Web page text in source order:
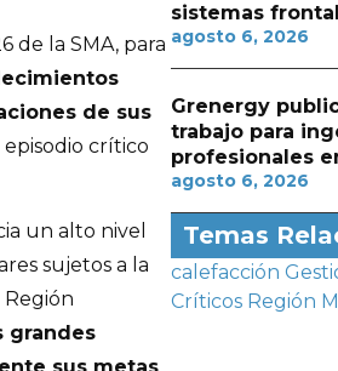
de la SMA, para
de sus
crítico
un alto nivel
sujetos a la
grandes
sistemas
agosto 6, 2026
Grenergy
trabajo para
profesionales
agosto 6, 2026
Temas
calefacción
Críticos Región